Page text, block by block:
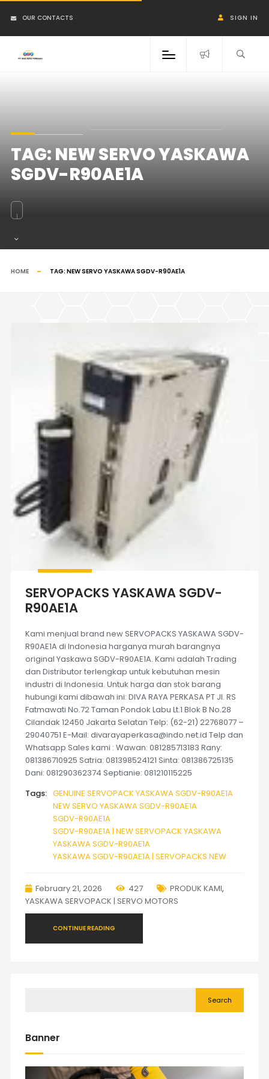
OUR CONTACTS SIGN IN
TAG: NEW SERVO YASKAWA
SGDV-R90AE1A
HOME TAG: NEW SERVO YASKAWA SGDV-R90AE1A
SERVOPACKS YASKAWA SGDV-
R90AE1A
Kami menjual brand new SERVOPACKS YASKAWA SGDV-
R90AE1A di Indonesia harganya murah barangnya
original Yaskawa SGDV-R90AE1A. Kami adalah Trading
dan Distributor terlengkap untuk kebutuhan mesin
industri di Indonesia. Untuk harga dan stok barang
hubungi kami dibawah ini: DIVA RAYA PERKASA PT Jl. RS
Fatmawati No.72 Taman Pondok Labu Lt.1 Blok B No.28
Cilandak 12450 Jakarta Selatan Telp: (62-21) 22768077 –
29040751 E-Mail: divarayaperkasa@indo.net.id Telp dan
Whatsapp Sales kami : Wawan: 081285713183 Rany:
081386710925 Satria: 081398524121 Sinta: 081386725135
Dani: 081290362374 Septianie: 081210115225
Tags: GENUINE SERVOPACK YASKAWA SGDV-R90AE1A
NEW SERVO YASKAWA SGDV-R90AE1A
SGDV-R90AE1A
SGDV-R90AE1A | NEW SERVOPACK YASKAWA
YASKAWA SGDV-R90AE1A
YASKAWA SGDV-R90AE1A | SERVOPACKS NEW
February 21, 2026 427 PRODUK KAMI,
YASKAWA SERVOPACK | SERVO MOTORS
CONTINUE READING
Search
Banner